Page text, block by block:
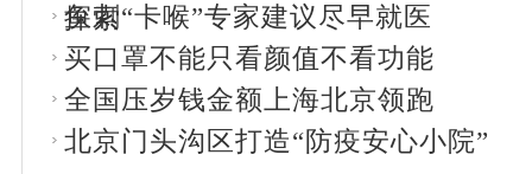
探索
鱼刺“卡喉”专家建议尽早就医
买口罩不能只看颜值不看功能
全国压岁钱金额上海北京领跑
北京门头沟区打造“防疫安心小院”